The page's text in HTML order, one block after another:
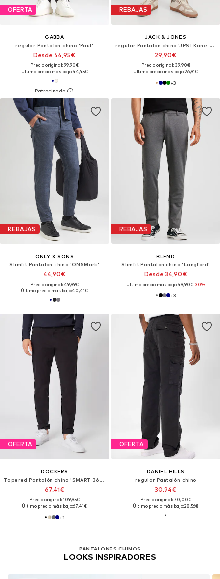
OFERTA
GABBA
regular Pantalón chino 'Paul'
Desde 44,95€
Precio original: 99,90€
Último precio más bajo:44,95€
REBAJAS
JACK & JONES
regular Pantalón chino 'JPSTKane Barret'
29,90€
Precio original: 39,90€
Último precio más bajo:26,91€
+3
REBAJAS
ONLY & SONS
Slimfit Pantalón chino 'ONSMark'
44,90€
Precio original: 49,99€
Último precio más bajo:40,41€
REBAJAS
BLEND
Slimfit Pantalón chino 'Langford'
Desde 34,90€
Último precio más bajo:49,90€-30%
+3
OFERTA
DOCKERS
Tapered Pantalón chino 'SMART 360 FLEX'
67,41€
Precio original: 109,95€
Último precio más bajo:67,41€
+1
OFERTA
DANIEL HILLS
regular Pantalón chino
30,94€
Precio original: 70,00€
Último precio más bajo:28,56€
PANTALONES CHINOS
LOOKS INSPIRADORES